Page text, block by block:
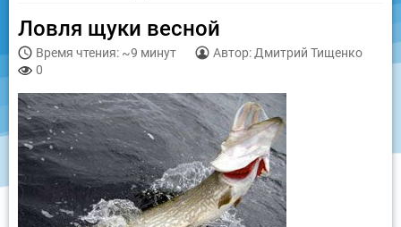
Ловля щуки весной
Время чтения: ~9 минут
Автор: Дмитрий Тищенко
0